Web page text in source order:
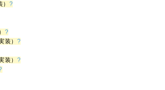
?
?
装） ?
装） ?